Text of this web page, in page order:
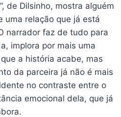
de Dilsinho, mostra alguém
uma relação que já está
narrador faz de tudo para
implora por mais uma
a história acabe, mas
da parceira já não é mais
no contraste entre o
emocional dela, que já